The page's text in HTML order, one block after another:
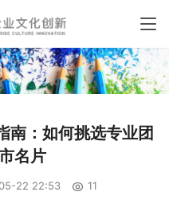
南：如何挑选专业团
名片
22 22:53 11